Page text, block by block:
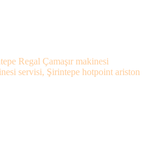
Regal Çamaşır makinesi
servisi, Şirintepe hotpoint ariston